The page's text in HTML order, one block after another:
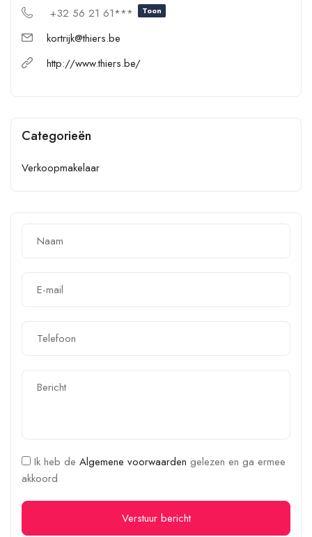
+32 56 21 61*** Toon
kortrijk@thiers.be
http://www.thiers.be/
Categorieën
Verkoopmakelaar
Ik heb de Algemene voorwaarden gelezen en ga ermee
akkoord
Verstuur bericht